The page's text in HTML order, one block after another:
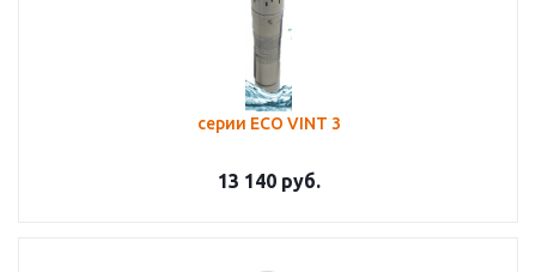
серии ЕСО VINT 3
13 140руб.